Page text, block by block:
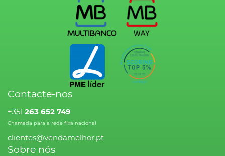
Contacte-nos
+351 263 652 749
Chamada para a rede fixa nacional
clientes@vendamelhor.pt
Sobre nós